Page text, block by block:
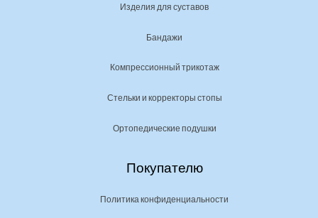
Изделия для суставов
Бандажи
Компрессионный трикотаж
Стельки и корректоры стопы
Ортопедические подушки
Покупателю
Политика конфиденциальности